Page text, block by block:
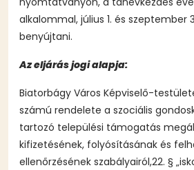
alkalommal, július 1. és szeptember
benyújtani.
Az eljárás jogi alapja:
Biatorbágy Város Képviselő-
számú rendelete a szociális
tartozó települési támogatás
kifizetésének, folyósításának és
ellenőrzésének szabályairól,22. §